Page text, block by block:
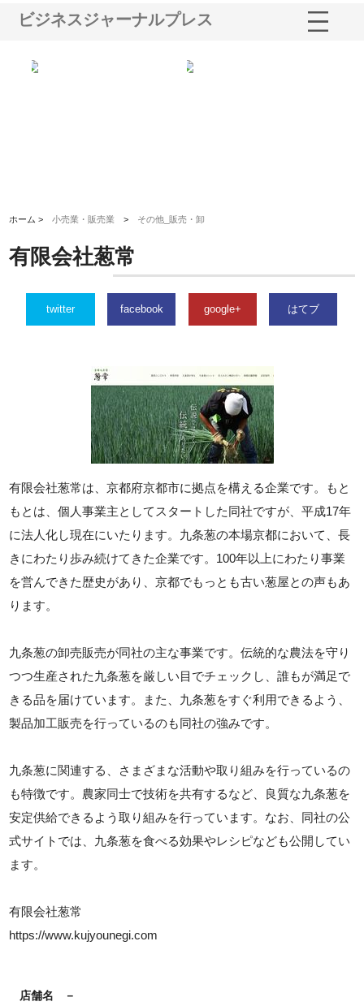
ビジネスジャーナルプレス
ホーム >小売業・販売業 > その他_販売・卸
有限会社葱常
twitter facebook google+ はてブ
有限会社葱常は、京都府京都市に拠点を構える企業です。もと
もとは、個人事業主としてスタートした同社ですが、平成17年
に法人化し現在にいたります。九条葱の本場京都において、長
きにわたり歩み続けてきた企業です。100年以上にわたり事業
を営んできた歴史があり、京都でもっとも古い葱屋との声もあ
ります。
九条葱の卸売販売が同社の主な事業です。伝統的な農法を守り
つつ生産された九条葱を厳しい目でチェックし、誰もが満足で
きる品を届けています。また、九条葱をすぐ利用できるよう、
製品加工販売を行っているのも同社の強みです。
九条葱に関連する、さまざまな活動や取り組みを行っているの
も特徴です。農家同士で技術を共有するなど、良質な九条葱を
安定供給できるよう取り組みを行っています。なお、同社の公
式サイトでは、九条葱を食べる効果やレシピなども公開してい
ます。
有限会社葱常
https://www.kujyounegi.com
店舗名 －